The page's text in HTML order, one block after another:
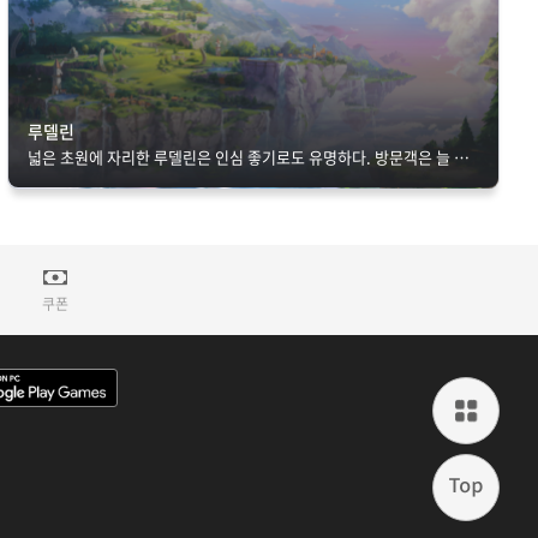
루델린
넓은 초원에 자리한 루델린은 인심 좋기로도 유명하다. 방문객은 늘 환대 받으며, 주민과 친해지면 집으로 초대받기도 한다.
쿠폰